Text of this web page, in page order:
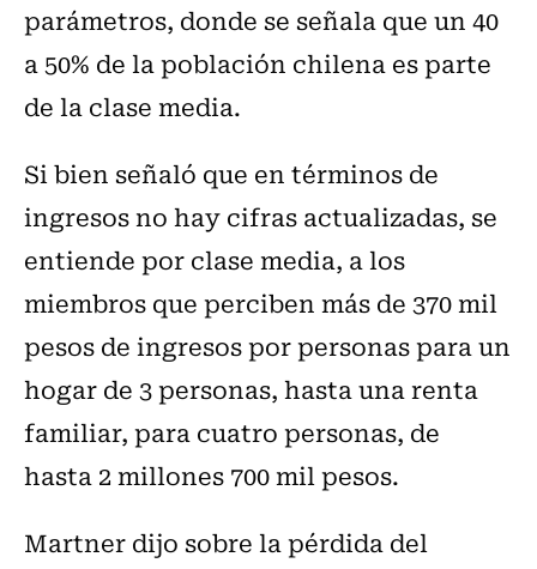
parámetros, donde se señala que un 40
a 50% de la población chilena es parte
de la clase media.
Si bien señaló que en términos de
ingresos no hay cifras actualizadas, se
entiende por clase media, a los
miembros que perciben más de 370 mil
pesos de ingresos por personas para un
hogar de 3 personas, hasta una renta
familiar, para cuatro personas, de
hasta 2 millones 700 mil pesos.
Martner dijo sobre la pérdida del